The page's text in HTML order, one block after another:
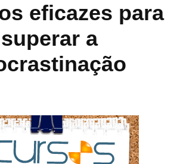
eficazes para
superar a